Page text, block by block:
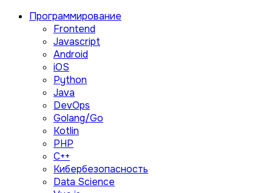
Программирование
Frontend
Javascript
Android
iOS
Python
Java
DevOps
Golang/Go
Kotlin
PHP
C++
Кибербезопасность
Data Science